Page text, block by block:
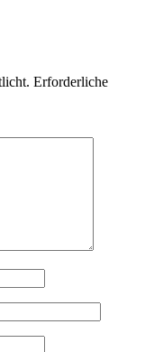
Erforderliche